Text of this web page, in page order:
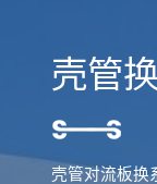
壳管
壳管对流板换